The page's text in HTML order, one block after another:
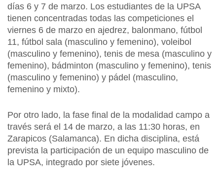
días 6 y 7 de marzo. Los estudiantes de la UPSA
tienen concentradas todas las competiciones el
viernes 6 de marzo en ajedrez, balonmano, fútbol
11, fútbol sala (masculino y femenino), voleibol
(masculino y femenino), tenis de mesa (masculino y
femenino), bádminton (masculino y femenino), tenis
(masculino y femenino) y pádel (masculino,
femenino y mixto).
Por otro lado, la fase final de la modalidad campo a
través será el 14 de marzo, a las 11:30 horas, en
Zarapicos (Salamanca). En dicha disciplina, está
prevista la participación de un equipo masculino de
la UPSA, integrado por siete jóvenes.